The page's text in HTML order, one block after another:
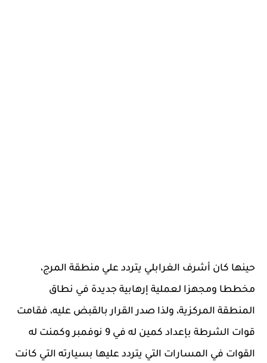
حينها كان أشرف الغرابلي يتردد علي منطقة المرج،
مخططا ومجهزا لعملية إرهابية جديدة في نطاق
المنطقة المركزية، ولذا صدر القرار بالقبض عليه، فقامت
قوات الشرطة بإعداد كمين له في 9 نوفمبر وكمنت له
القوات في المسارات التي يتردد عليها بسيارته التي كانت